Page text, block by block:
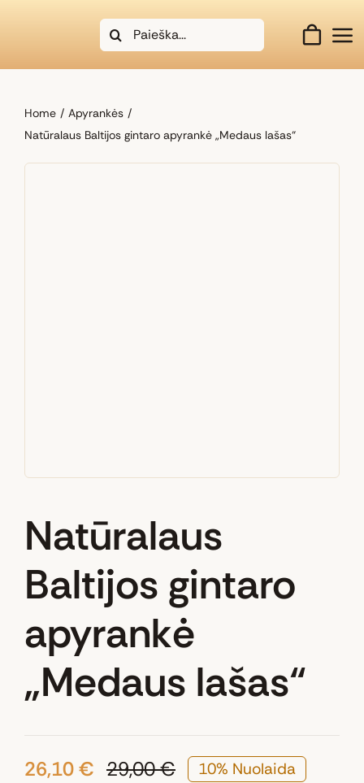
Search
for:
Home
Apyrankės
Natūralaus Baltijos gintaro apyrankė „Medaus lašas“
Natūralaus
Baltijos gintaro
apyrankė
„Medaus lašas“
29,00€
26,10€
10% Nuolaida